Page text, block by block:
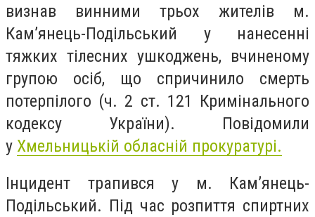
визнав винними трьох жителів м.
Кам’янець-Подільський у нанесенні
тяжких тілесних ушкоджень, вчиненому
групою осіб, що спричинило смерть
потерпілого (ч. 2 ст. 121 Кримінального
кодексу України). Повідомили
у Хмельницькій обласній прокуратурі.
Інцидент трапився у м. Кам’янець-
Подільський. Під час розпиття спиртних